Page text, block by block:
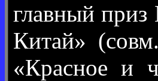
главный
Китай»
«Красное и